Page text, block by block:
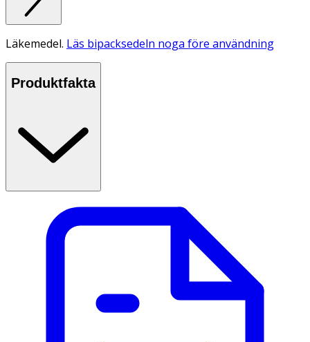
Läkemedel. Läs bipacksedeln noga före användning
Produktfakta